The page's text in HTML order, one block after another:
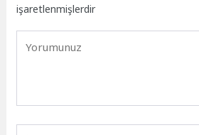
işaretlenmişlerdir